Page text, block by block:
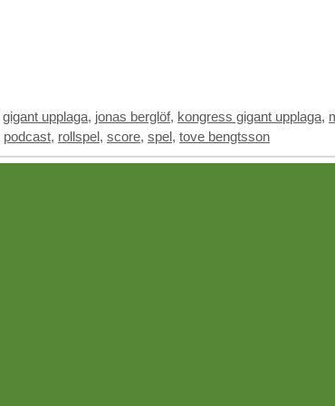
gigant upplaga, jonas berglöf, kongress gigant upplaga,
podcast, rollspel, score, spel, tove bengtsson